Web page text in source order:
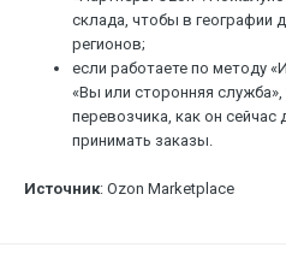
склада, чтобы в географии
регионов;
если работаете по методу
«Вы или сторонняя служба»,
перевозчика, как он
принимать заказы.
Источник: Ozon Marketplace